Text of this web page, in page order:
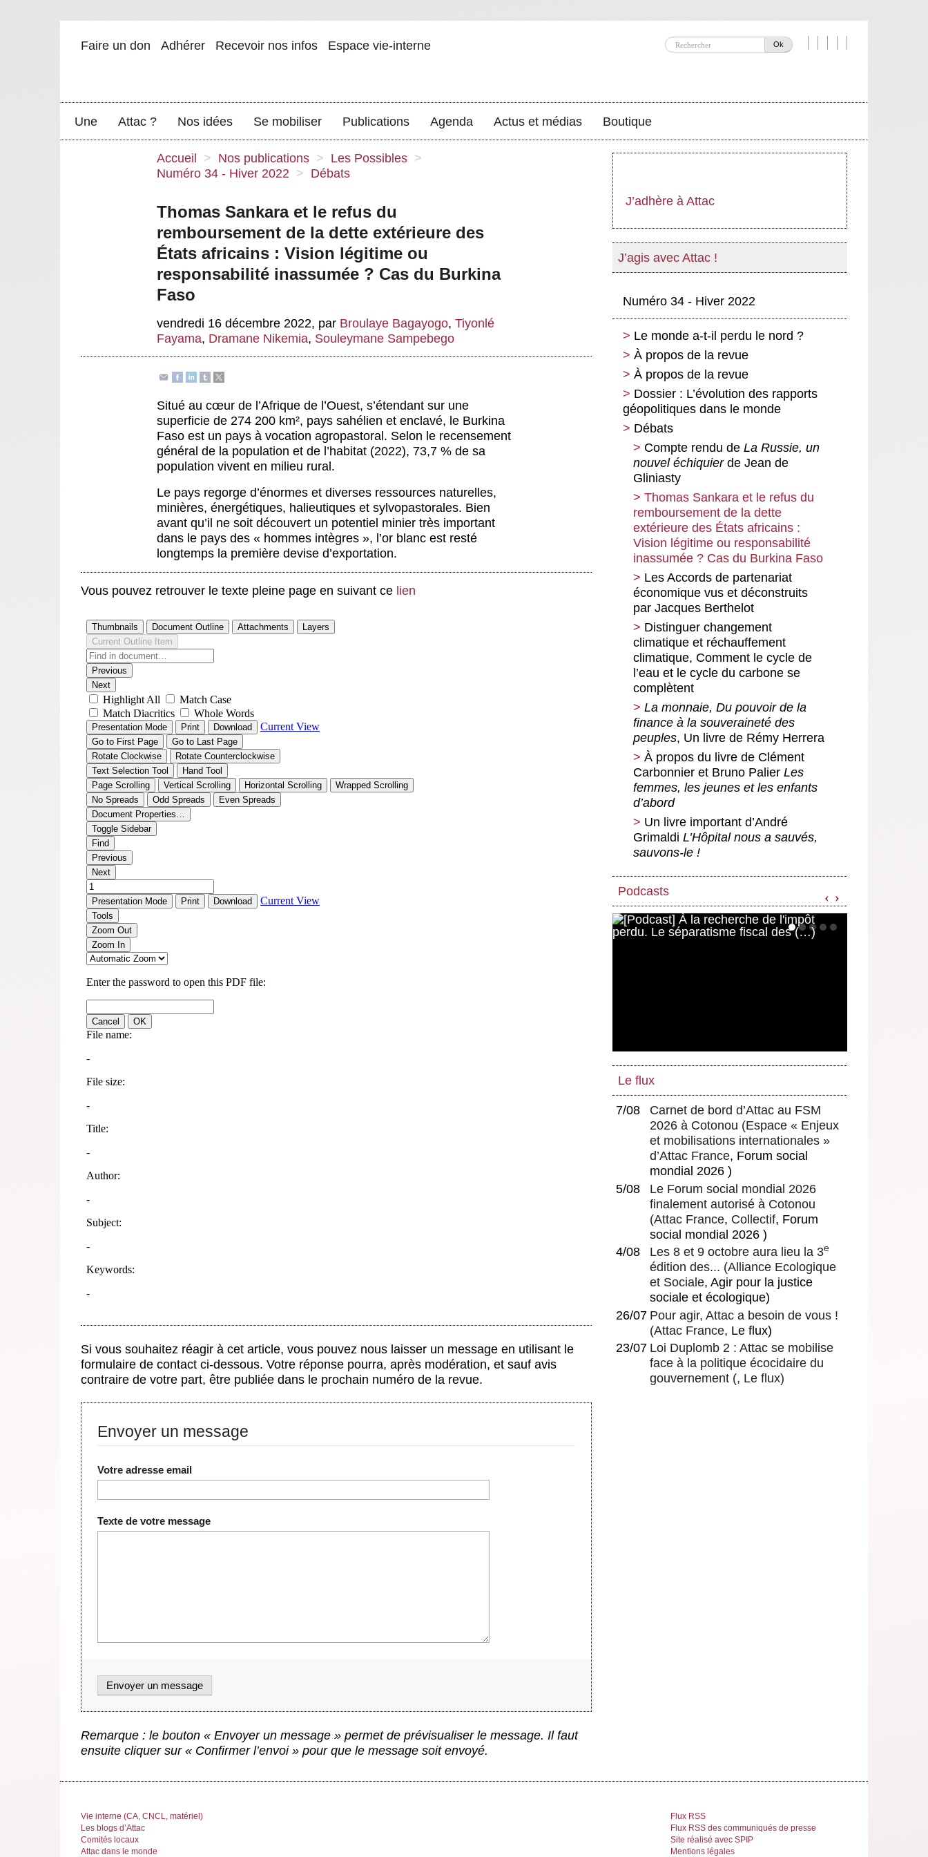
Ok
Faire un don Adhérer Recevoir nos infos Espace vie-interne
Une Attac ? Nos idées Se mobiliser Publications Agenda Actus et médias Boutique
Accueil > Nos publications > Les Possibles >
Numéro 34 - Hiver 2022 > Débats
Thomas Sankara et le refus du
remboursement de la dette extérieure des
États africains : Vision légitime ou
responsabilité inassumée ? Cas du Burkina
Faso
vendredi 16 décembre 2022, par Broulaye Bagayogo, Tiyonlé
Fayama, Dramane Nikemia, Souleymane Sampebego
Situé au cœur de l’Afrique de l’Ouest, s’étendant sur une
superficie de 274 200 km², pays sahélien et enclavé, le Burkina
Faso est un pays à vocation agropastoral. Selon le recensement
général de la population et de l’habitat (2022), 73,7 % de sa
population vivent en milieu rural.
Le pays regorge d’énormes et diverses ressources naturelles,
minières, énergétiques, halieutiques et sylvopastorales. Bien
avant qu’il ne soit découvert un potentiel minier très important
dans le pays des « hommes intègres », l’or blanc est resté
longtemps la première devise d’exportation.
Vous pouvez retrouver le texte pleine page en suivant ce lien
Si vous souhaitez réagir à cet article, vous pouvez nous laisser un message en utilisant le
formulaire de contact ci-dessous. Votre réponse pourra, après modération, et sauf avis
contraire de votre part, être publiée dans le prochain numéro de la revue.
Envoyer un message
Votre adresse email
Texte de votre message
Remarque : le bouton « Envoyer un message » permet de prévisualiser le message. Il faut
ensuite cliquer sur « Confirmer l’envoi » pour que le message soit envoyé.
J’adhère à Attac
J’agis avec Attac !
Numéro 34 - Hiver 2022
Le monde a-t-il perdu le nord ?
À propos de la revue
À propos de la revue
Dossier : L’évolution des rapports
géopolitiques dans le monde
Les surprises de la guerre
mondialisée
La guerre en Ukraine et ses
conséquences géopolitiques
L’impérialisme et les
impérialistes
Opposer l’utopie de la paix à la
réalité de la guerre
L’économie, une continuation de
la guerre avec d’autres moyens
Contre la guerre d’agression
russe, l’urgence d’une gauche
radicalement décoloniale
Onde progressiste en Amérique
latine : Argentine, Brésil Colombie,
Mexique, le chemin escarpé des
réformes structurelles
Débats
Compte rendu de La Russie, un
nouvel échiquierde Jean de
Gliniasty
Thomas Sankara et le refus du
remboursement de la dette
extérieure des États africains :
Vision légitime ou responsabilité
inassumée ? Cas du Burkina Faso
Les Accords de partenariat
économique vus et déconstruits
par Jacques Berthelot
Distinguer changement
climatique et réchauffement
climatique, Comment le cycle de
l’eau et le cycle du carbone se
complètent
La monnaie, Du pouvoir de la
finance à la souveraineté des
peuples, Un livre de Rémy Herrera
À propos du livre de Clément
Carbonnier et Bruno Palier Les
femmes, les jeunes et les enfants
d’abord
Un livre important d’André
Grimaldi L’Hôpital nous a sauvés,
sauvons-le !
Podcasts ‹ ›
Le flux
7/08
Carnet de bord d’Attac au FSM
2026 à Cotonou (Espace « Enjeux
et mobilisations internationales »
d’Attac France, Forum social
mondial 2026 )
5/08
Le Forum social mondial 2026
finalement autorisé à Cotonou
(Attac France, Collectif, Forum
social mondial 2026 )
4/08
Les 8 et 9 octobre aura lieu la 3e
édition des... (Alliance Ecologique
et Sociale, Agir pour la justice
sociale et écologique)
26/07 Pour agir, Attac a besoin de vous !
(Attac France, Le flux)
23/07 Loi Duplomb 2 : Attac se mobilise
face à la politique écocidaire du
gouvernement (, Le flux)
Vie interne (CA, CNCL, matériel)
Les blogs d’Attac
Comités locaux
Attac dans le monde
Flux RSS
Flux RSS des communiqués de presse
Site réalisé avec SPIP
Mentions légales